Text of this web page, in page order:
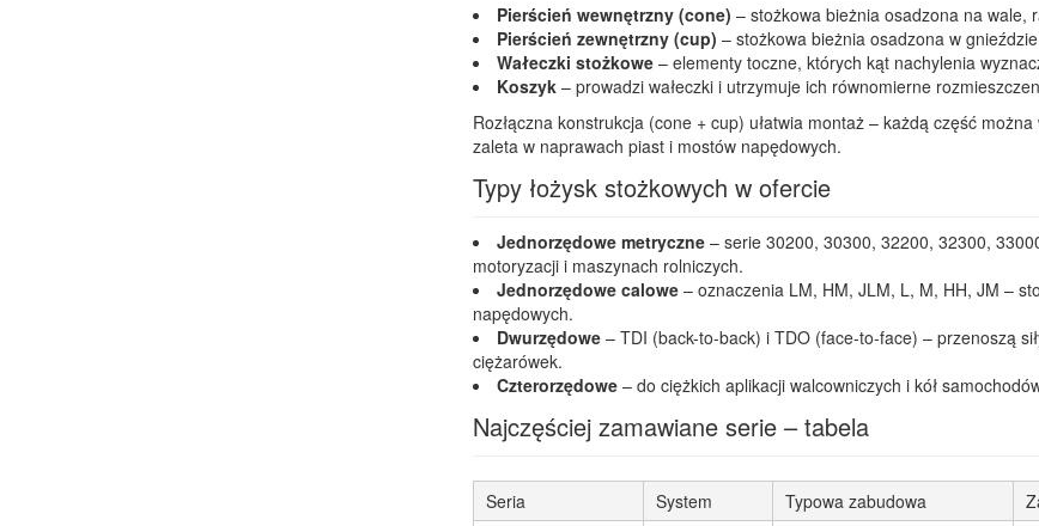
Pierścień wewnętrzny (cone) – stożkowa bieżnia osadzona na wale,
Pierścień zewnętrzny (cup) – stożkowa bieżnia osadzona w
Wałeczki stożkowe– elementy toczne, których kąt nachylenia
Koszyk– prowadzi wałeczki i utrzymuje ich równomierne
Rozłączna konstrukcja (cone + cup) ułatwia montaż – każdą część
zaleta w naprawach piast i mostów napędowych.
Typy łożysk stożkowych w ofercie
Jednorzędowe metryczne– serie 30200, 30300, 32200, 32300,
motoryzacji i maszynach rolniczych.
Jednorzędowe calowe– oznaczenia LM, HM, JLM, L, M, HH, JM –
napędowych.
Dwurzędowe– TDI (back-to-back) i TDO (face-to-face) – przenoszą
ciężarówek.
Czterorzędowe– do ciężkich aplikacji walcowniczych i kół
Najczęściej zamawiane serie – tabela
Seria System Typowa zabudowa